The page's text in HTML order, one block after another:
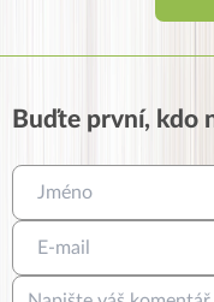
Buďte první, kdo